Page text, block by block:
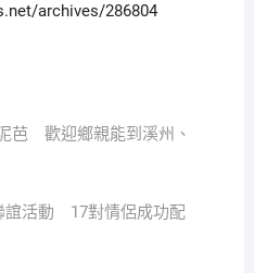
archives/286804
芭 歡迎鄉親能到溪州、
誼活動 17對情侶成功配